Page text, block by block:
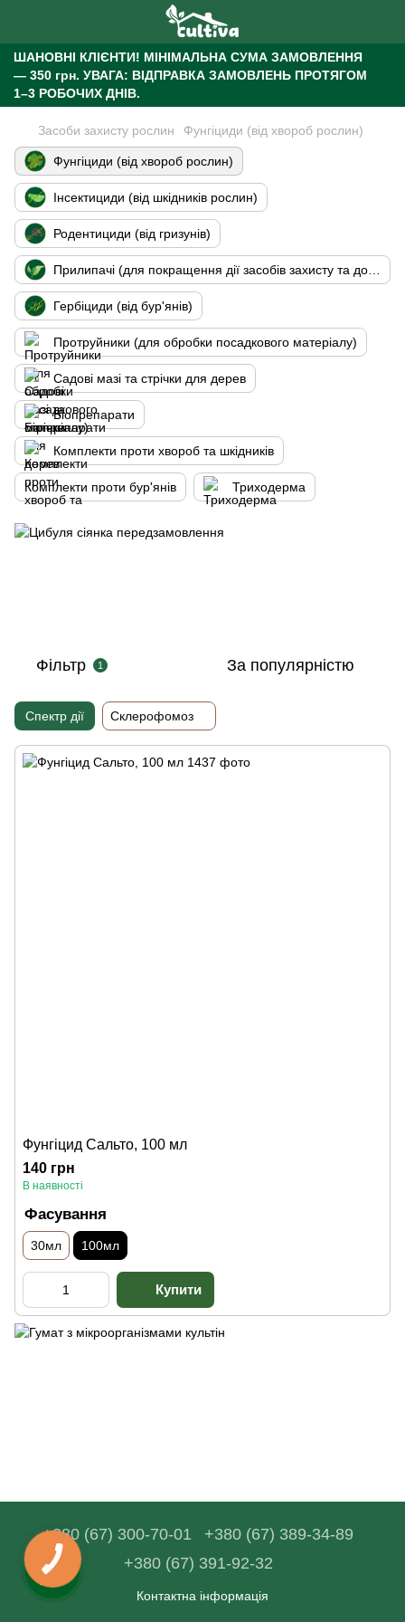
ШАНОВНІ КЛІЄНТИ! МІНІМАЛЬНА СУМА ЗАМОВЛЕННЯ
— 350 грн. УВАГА: ВІДПРАВКА ЗАМОВЛЕНЬ ПРОТЯГОМ
1–3 РОБОЧИХ ДНІВ.
Засоби захисту рослин Фунгіциди (від хвороб рослин)
Фунгіциди (від хвороб рослин)
Інсектициди (від шкідників рослин)
Родентициди (від гризунів)
Гербіциди (від бур'янів)
Протруйники (для обробки посадкового матеріалу)
Садові мазі та стрічки для дерев
Біопрепарати
Комплекти проти хвороб та шкідників
Комплекти проти бур'янів Триходерма
Фільтр 1 За популярністю
Спектр дії Склерофомоз
Фунгіцид Сальто, 100 мл
140 грн
В наявності
Фасування
30мл 100мл
+380 (67) 300-70-01
+380 (67) 389-34-89
+380 (67) 391-92-32
Контактна інформація